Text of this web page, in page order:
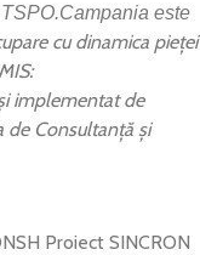
este
cu dinamica pieței
implementat de
de Consultanță și
Proiect SINCRON